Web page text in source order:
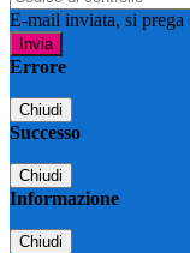
E-mail inviata, si prega
Errore
Chiudi
Successo
Chiudi
Informazione
Chiudi